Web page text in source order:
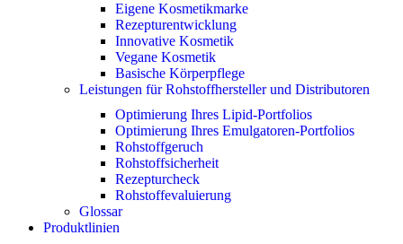
Eigene Kosmetikmarke
Rezepturentwicklung
Innovative Kosmetik
Vegane Kosmetik
Basische Körperpflege
Leistungen für Rohstoffhersteller und Distributoren
Optimierung Ihres Lipid-Portfolios
Optimierung Ihres Emulgatoren-Portfolios
Rohstoffgeruch
Rohstoffsicherheit
Rezepturcheck
Rohstoffevaluierung
Glossar
Produktlinien